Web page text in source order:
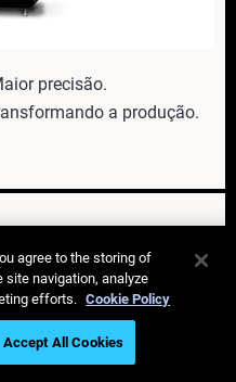
precisão.
a produção.
agree to the storing of
site navigation, analyze
efforts. Cookie Policy
Accept All Cookies